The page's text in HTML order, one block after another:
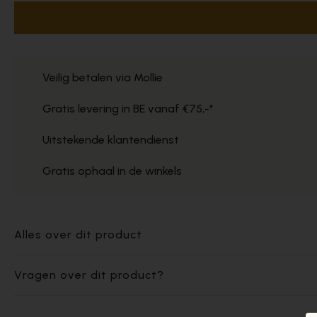
Veilig betalen via Mollie
Gratis levering in BE vanaf €75,-*
Uitstekende klantendienst
Gratis ophaal in de winkels
Alles over dit product
Vragen over dit product?